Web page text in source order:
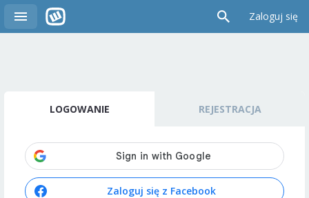
Zaloguj się
LOGOWANIE REJESTRACJA
Zaloguj się z Facebook